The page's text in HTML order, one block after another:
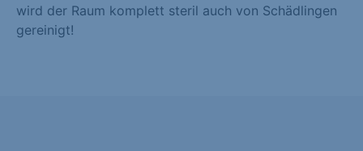
wird der Raum komplett steril auch von Schädlingen
gereinigt!